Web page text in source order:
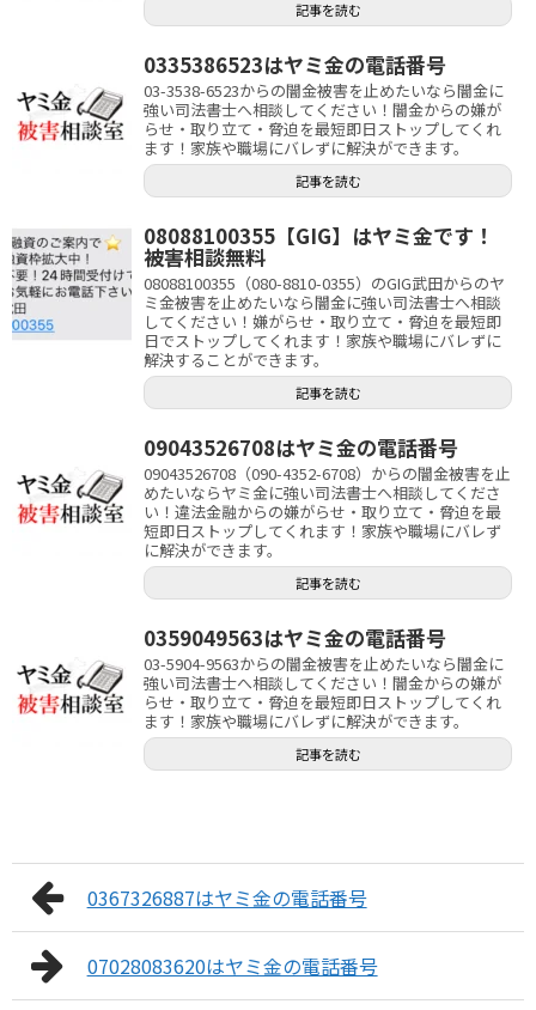
記事を読む
0335386523はヤミ金の電話番号
03-3538-6523からの闇金被害を止めたいなら闇金に
強い司法書士へ相談してください！闇金からの嫌が
らせ・取り立て・脅迫を最短即日ストップしてくれ
ます！家族や職場にバレずに解決ができます。
記事を読む
08088100355【GIG】はヤミ金です！
被害相談無料
08088100355（080-8810-0355）のGIG武田からのヤ
ミ金被害を止めたいなら闇金に強い司法書士へ相談
してください！嫌がらせ・取り立て・脅迫を最短即
日でストップしてくれます！家族や職場にバレずに
解決することができます。
記事を読む
09043526708はヤミ金の電話番号
09043526708（090-4352-6708）からの闇金被害を止
めたいならヤミ金に強い司法書士へ相談してくださ
い！違法金融からの嫌がらせ・取り立て・脅迫を最
短即日ストップしてくれます！家族や職場にバレず
に解決ができます。
記事を読む
0359049563はヤミ金の電話番号
03-5904-9563からの闇金被害を止めたいなら闇金に
強い司法書士へ相談してください！闇金からの嫌が
らせ・取り立て・脅迫を最短即日ストップしてくれ
ます！家族や職場にバレずに解決ができます。
記事を読む
0367326887はヤミ金の電話番号
07028083620はヤミ金の電話番号